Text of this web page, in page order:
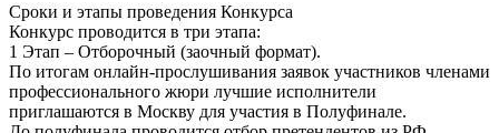
Сроки и этапы проведения Конкурса
Конкурс проводится в три этапа:
1 Этап – Отборочный (заочный формат).
По итогам онлайн-прослушивания заявок участников членами
профессионального жюри лучшие исполнители
приглашаются в Москву для участия в Полуфинале.